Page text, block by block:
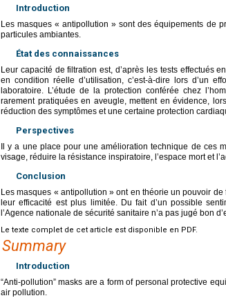
Introduction
Les masques « antipollution » sont des équipements de
particules ambiantes.
État des connaissances
Leur capacité de filtration est, d’après les tests effectués
en condition réelle d’utilisation, c’est-à-dire lors d’un
laboratoire. L’étude de la protection conférée chez
rarement pratiquées en aveugle, mettent en évidence,
réduction des symptômes et une certaine protection
Perspectives
Il y a une place pour une amélioration technique de ces
visage, réduire la résistance inspiratoire, l’espace mort et
Conclusion
Les masques « antipollution » ont en théorie un pouvoir
leur efficacité est plus limitée. Du fait d’un possible
l’Agence nationale de sécurité sanitaire n’a pas jugé bon
Le texte complet de cet article est disponible en PDF.
Summary
Introduction
“Anti-pollution” masks are a form of personal protective
air pollution.